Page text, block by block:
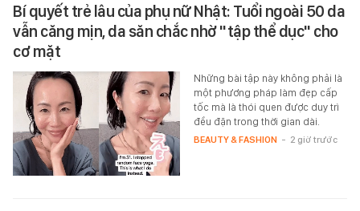
Bí quyết trẻ lâu của phụ nữ Nhật: Tuổi ngoài 50 da
vẫn căng mịn, da săn chắc nhờ "tập thể dục" cho
cơ mặt
Những bài tập này không phải là
một phương pháp làm đẹp cấp
tốc mà là thói quen được duy trì
đều đặn trong thời gian dài.
BEAUTY & FASHION - 2 giờ trước